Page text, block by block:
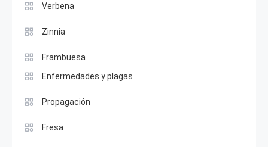
Verbena
Zinnia
Frambuesa
Enfermedades y plagas
Propagación
Fresa